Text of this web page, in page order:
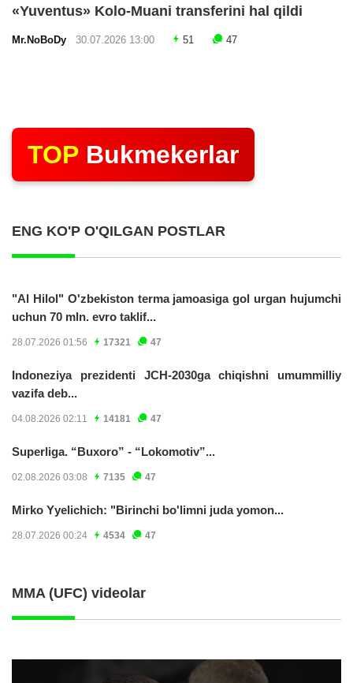
«Yuventus» Kolo-Muani transferini hal qildi
Mr.NoBoDy 30.07.2026 13:00 51 47
TOP Bukmekerlar
ENG KO'P O'QILGAN POSTLAR
"Al Hilol" O'zbekiston terma jamoasiga gol urgan hujumchi
uchun 70 mln. evro taklif...
28.07.2026 01:56 17321 47
Indoneziya prezidenti JCH-2030ga chiqishni umummilliy
vazifa deb...
04.08.2026 02:11 14181 47
Superliga. “Buxoro” - “Lokomotiv”...
02.08.2026 03:08 7135 47
Mirko Yyelichich: "Birinchi bo'limni juda yomon...
28.07.2026 00:24 4534 47
MMA (UFC) videolar